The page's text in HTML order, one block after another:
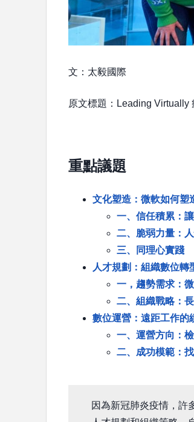
文：太毅國際
原文標題：Leading Virtually
重點議題
文化塑造：微軟如何塑
一、信任積累：
二、脆弱力量：
三、同理心實踐
人才規劃：組織數位轉
一，趨勢需求：
二、組織戰略：
數位運營：遠距工作的
一、運營方向：
二、成功模範：
因為新冠肺炎疫情，許